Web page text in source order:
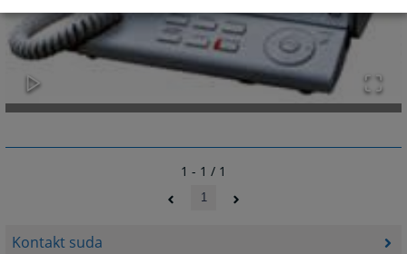
Kontakt suda
1 - 1 / 1
1